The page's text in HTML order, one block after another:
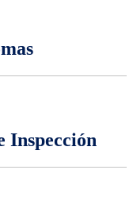
Inspección